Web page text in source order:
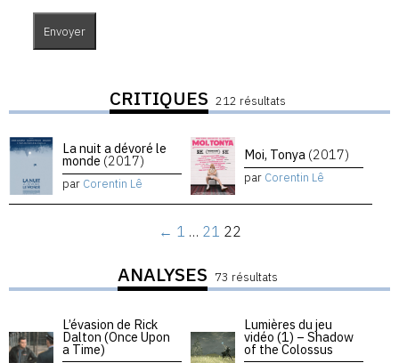
CRITIQUES 212 résultats
La nuit a dévoré le
monde (2017)
par Corentin Lê
Moi, Tonya (2017)
par Corentin Lê
← 1 … 21 22
ANALYSES 73 résultats
L’évasion de Rick
Dalton (Once Upon
a Time)
Lumières du jeu
vidéo (1) – Shadow
of the Colossus